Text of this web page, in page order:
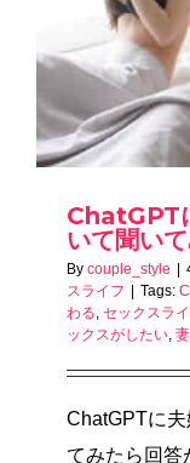
ChatGPT
いて聞い
By couple_style
スライフ
Tags:
わる, セックスラ
ックスがしたい,
ChatGPTに
てみたら回答